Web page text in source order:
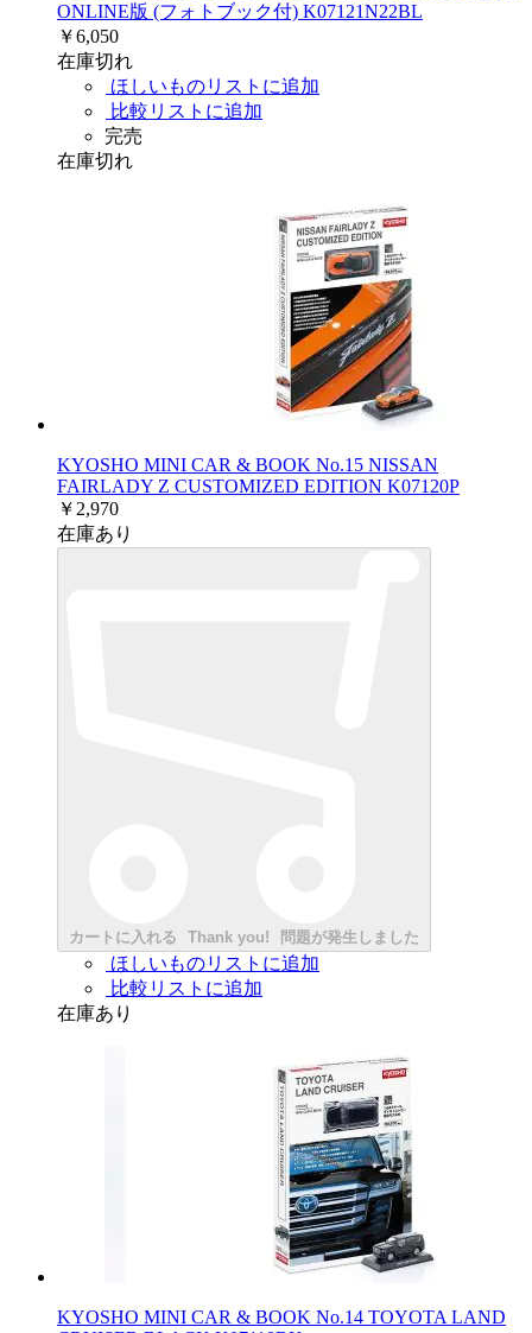
ONLINE版 (フォトブック付) K07121N22BL
￥6,050
在庫切れ
ほしいものリストに追加
比較リストに追加
完売
在庫切れ
KYOSHO MINI CAR & BOOK No.15 NISSAN
FAIRLADY Z CUSTOMIZED EDITION K07120P
￥2,970
在庫あり
カートに入れる Thank you! 問題が発生しました
ほしいものリストに追加
比較リストに追加
在庫あり
KYOSHO MINI CAR & BOOK No.14 TOYOTA LAND